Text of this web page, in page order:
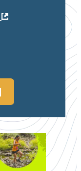
Ouvre